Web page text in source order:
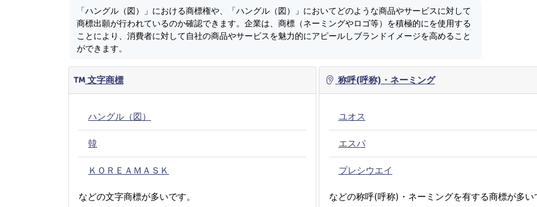
「ハングル（図）」における商標権や、「ハングル（図）」においてどのような商品やサービスに対して
商標出願が行われているのか確認できます。企業は、商標（ネーミングやロゴ等）を積極的にを使用する
ことにより、消費者に対して自社の商品やサービスを魅力的にアピールしブランドイメージを高めること
ができます。
文字商標
ハングル（図）
韓
ＫＯＲＥＡＭＡＳＫ
などの文字商標が多いです。
称呼(呼称)・ネーミング
ユオス
エスパ
プレシウエイ
などの称呼(呼称)・ネーミングを有する商標が多い